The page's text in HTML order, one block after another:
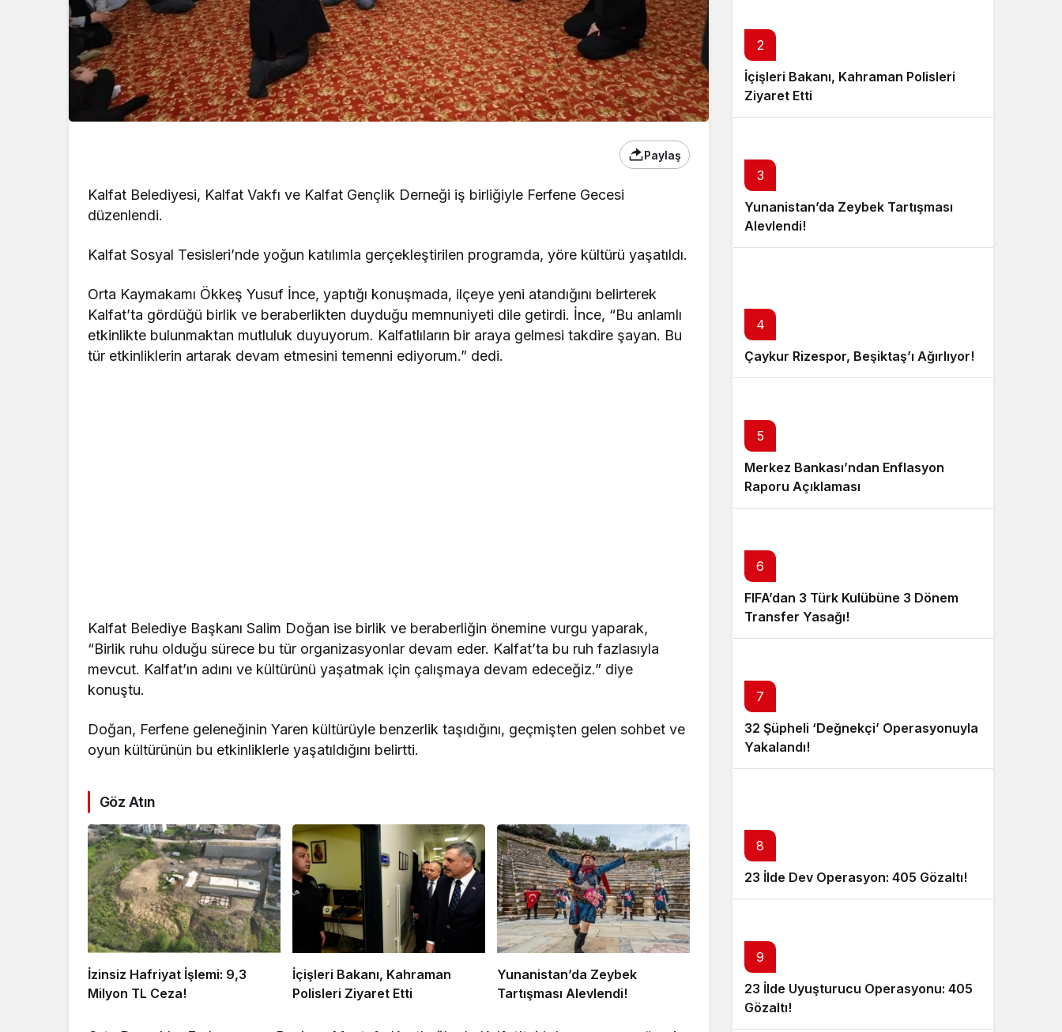
Paylaş
Kalfat Belediyesi, Kalfat Vakfı ve Kalfat Gençlik Derneği iş birliğiyle Ferfene Gecesi
düzenlendi.
Kalfat Sosyal Tesisleri’nde yoğun katılımla gerçekleştirilen programda, yöre kültürü yaşatıldı.
Orta Kaymakamı Ökkeş Yusuf İnce, yaptığı konuşmada, ilçeye yeni atandığını belirterek
Kalfat’ta gördüğü birlik ve beraberlikten duyduğu memnuniyeti dile getirdi. İnce, “Bu anlamlı
etkinlikte bulunmaktan mutluluk duyuyorum. Kalfatlıların bir araya gelmesi takdire şayan. Bu
tür etkinliklerin artarak devam etmesini temenni ediyorum.” dedi.
Kalfat Belediye Başkanı Salim Doğan ise birlik ve beraberliğin önemine vurgu yaparak,
“Birlik ruhu olduğu sürece bu tür organizasyonlar devam eder. Kalfat’ta bu ruh fazlasıyla
mevcut. Kalfat’ın adını ve kültürünü yaşatmak için çalışmaya devam edeceğiz.” diye
konuştu.
Doğan, Ferfene geleneğinin Yaren kültürüyle benzerlik taşıdığını, geçmişten gelen sohbet ve
oyun kültürünün bu etkinliklerle yaşatıldığını belirtti.
Göz Atın
İzinsiz Hafriyat İşlemi: 9,3
Milyon TL Ceza!
İçişleri Bakanı, Kahraman
Polisleri Ziyaret Etti
Yunanistan’da Zeybek
Tartışması Alevlendi!
2
İçişleri Bakanı, Kahraman Polisleri
Ziyaret Etti
3
Yunanistan’da Zeybek Tartışması
Alevlendi!
4
Çaykur Rizespor, Beşiktaş’ı Ağırlıyor!
5
Merkez Bankası’ndan Enflasyon
Raporu Açıklaması
6
FIFA’dan 3 Türk Kulübüne 3 Dönem
Transfer Yasağı!
7
32 Şüpheli ‘Değnekçi’ Operasyonuyla
Yakalandı!
8
23 İlde Dev Operasyon: 405 Gözaltı!
9
23 İlde Uyuşturucu Operasyonu: 405
Gözaltı!